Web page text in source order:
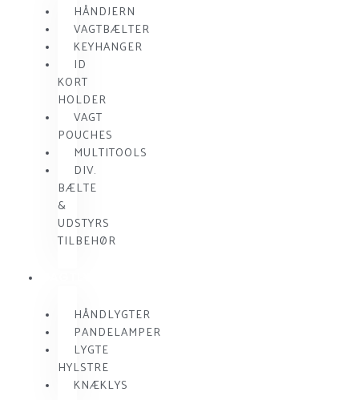
HÅNDJERN
VAGTBÆLTER
KEYHANGER
ID
KORT
HOLDER
VAGT
POUCHES
MULTITOOLS
DIV.
BÆLTE
&
UDSTYRS
TILBEHØR
HÅNDLYGTER
PANDELAMPER
LYGTE
HYLSTRE
KNÆKLYS